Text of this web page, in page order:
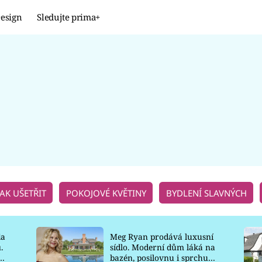
Sledujte prima+
UŠETŘIT POKOJOVÉ KVĚTINY BYDLENÍ SLAVNÝCH
Meg Ryan prodává luxusní
sídlo. Moderní dům láká na
bazén, posilovnu i sprchu